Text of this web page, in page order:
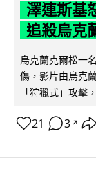
澤連斯基
追殺烏克
烏克蘭克爾松一
傷，影片由烏克
「狩獵式」攻擊
21 3 ↗